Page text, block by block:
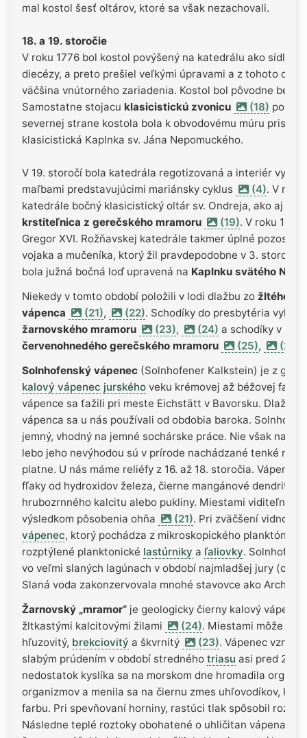
mal kostol šesť oltárov, ktoré sa však nezachovali.
18. a 19. storočie
V roku 1776 bol kostol povýšený na katedrálu ako sídlo
diecézy, a preto prešiel veľkými úpravami a z tohoto
väčšina vnútorného zariadenia. Kostol bol pôvodne bez
Samostatne stojacu klasicistickú zvonicu (18)
severnej strane kostola bola k obvodovému múru
klasicistická Kaplnka sv. Jána Nepomuckého.
V 19. storočí bola katedrála regotizovaná a interiér
maľbami predstavujúcimi mariánsky cyklus
(4). V
katedrále bočný klasicistický oltár sv. Ondreja, ako aj
krstiteľnica z gerečského mramoru
(19). V roku
Gregor XVI. Rožňavskej katedrále takmer úplné
vojaka a mučeníka, ktorý žil pravdepodobne v 3. storočí.
bola južná bočná loď upravená na Kaplnku svätého Neita
Niekedy v tomto období položili v lodi dlažbu zo žltého
vápenca
(21), (22). Schodíky do presbytéria
žarnovského mramoru
(23), (24) a schodíky v
červenohnedého gerečského mramoru
(25), (26)
Solnhofenský vápenec (Solnhofener Kalkstein) je z
kalový vápenec jurského veku krémovej až béžovej
vápence sa ťažili pri meste Eichstätt v Bavorsku. Dlažby
vápenca sa u nás používali od obdobia baroka.
jemný, vhodný na jemné sochárske práce. Nie však na
lebo jeho nevýhodou sú v prírode nachádzané tenké
platne. U nás máme reliéfy z 16. až 18. storočia. Vápenec
fľaky od hydroxidov železa, čierne mangánové dendrity,
hrubozrnného kalcitu alebo pukliny. Miestami viditeľný
výsledkom pôsobenia ohňa
(21). Pri zväčšení vidno,
vápenec, ktorý pochádza z mikroskopického planktónu,
rozptýlené planktonické lastúrniky a ľaliovky.
vo veľmi slaných lagúnach v období najmladšej jury
Slaná voda zakonzervovala mnohé stavovce ako
Žarnovský „mramor“ je geologicky čierny kalový
žltkastými kalcitovými žilami
(24). Miestami môže byť
hľuzovitý, brekciovitý a škvrnitý (23). Vápenec
slabým prúdením v období stredného triasu asi pred 245
nedostatok kyslíka sa na morskom dne hromadila
organizmov a menila sa na čiernu zmes uhľovodíkov,
farbu. Pri spevňovaní horniny, rastúci tlak spôsobil
Následne teplé roztoky obohatené o uhličitan vápenatý